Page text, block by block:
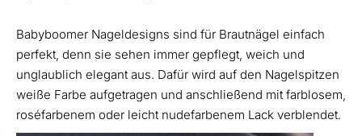
Babyboomer Nageldesigns sind für Brautnägel einfach
perfekt, denn sie sehen immer gepflegt, weich und
unglaublich elegant aus. Dafür wird auf den Nagelspitzen
weiße Farbe aufgetragen und anschließend mit farblosem,
roséfarbenem oder leicht nudefarbenem Lack verblendet.